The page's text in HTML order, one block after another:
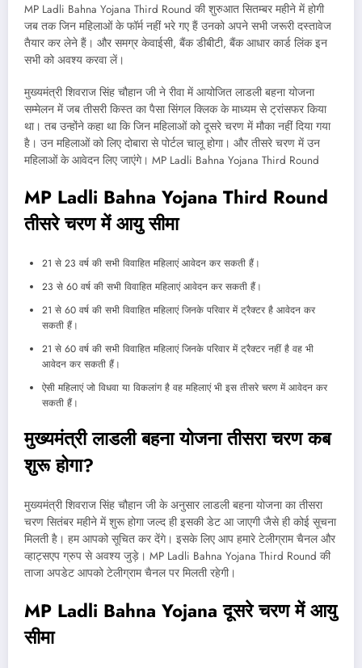
MP Ladli Bahna Yojana Third Round की शुरुआत सितम्बर महीने में होगी
जब तक जिन महिलाओं के फॉर्म नहीं भरे गए हैं उनको अपने सभी जरूरी दस्तावेज
तैयार कर लेने हैं। और समग्र केवाईसी, बैंक डीबीटी, बैंक आधार कार्ड लिंक इन
सभी को अवश्य करवा लें।
मुख्यमंत्री शिवराज सिंह चौहान जी ने रीवा में आयोजित लाडली बहना योजना
सम्मेलन में जब तीसरी किस्त का पैसा सिंगल क्लिक के माध्यम से ट्रांसफर किया
था। तब उन्होंने कहा था कि जिन महिलाओं को दूसरे चरण में मौका नहीं दिया गया
है। उन महिलाओं को लिए दोबारा से पोर्टल चालू होगा। और तीसरे चरण में उन
महिलाओं के आवेदन लिए जाएंगे। MP Ladli Bahna Yojana Third Round
MP Ladli Bahna Yojana Third Round
तीसरे चरण में आयु सीमा
21 से 23 वर्ष की सभी विवाहित महिलाएं आवेदन कर सकती हैं।
23 से 60 वर्ष की सभी विवाहित महिलाएं आवेदन कर सकती हैं।
21 से 60 वर्ष की सभी विवाहित महिलाएं जिनके परिवार में ट्रैक्टर है आवेदन कर
सकती हैं।
21 से 60 वर्ष की सभी विवाहित महिलाएं जिनके परिवार में ट्रैक्टर नहीं है वह भी
आवेदन कर सकती हैं।
ऐसी महिलाएं जो विधवा या विकलांग है वह महिलाएं भी इस तीसरे चरण में आवेदन कर
सकती हैं।
मुख्यमंत्री लाडली बहना योजना तीसरा चरण कब
शुरू होगा?
मुख्यमंत्री शिवराज सिंह चौहान जी के अनुसार लाडली बहना योजना का तीसरा
चरण सितंबर महीने में शुरू होगा जल्द ही इसकी डेट आ जाएगी जैसे ही कोई सूचना
मिलती है। हम आपको सूचित कर देंगे। इसके लिए आप हमारे टेलीग्राम चैनल और
व्हाट्सएप ग्रुप से अवश्य जुड़े। MP Ladli Bahna Yojana Third Round की
ताजा अपडेट आपको टेलीग्राम चैनल पर मिलती रहेगी।
MP Ladli Bahna Yojana दूसरे चरण में आयु
सीमा